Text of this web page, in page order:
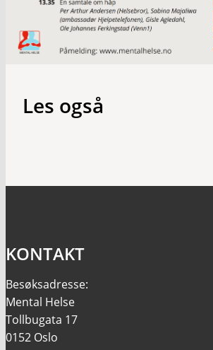
Les også
KONTAKT
Besøksadresse:
Mental Helse
Tollbugata 17
0152 Oslo